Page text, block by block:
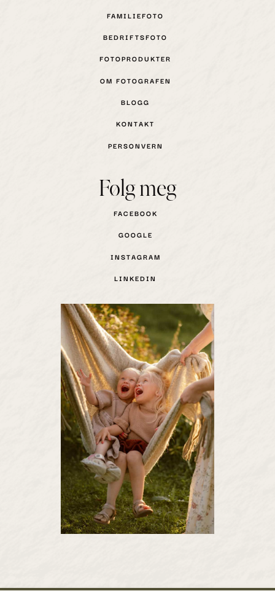
FAMILIEFOTO
BEDRIFTSFOTO
FOTOPRODUKTER
OM FOTOGRAFEN
BLOGG
KONTAKT
PERSONVERN
Følg meg
FACEBOOK
GOOGLE
INSTAGRAM
LINKEDIN